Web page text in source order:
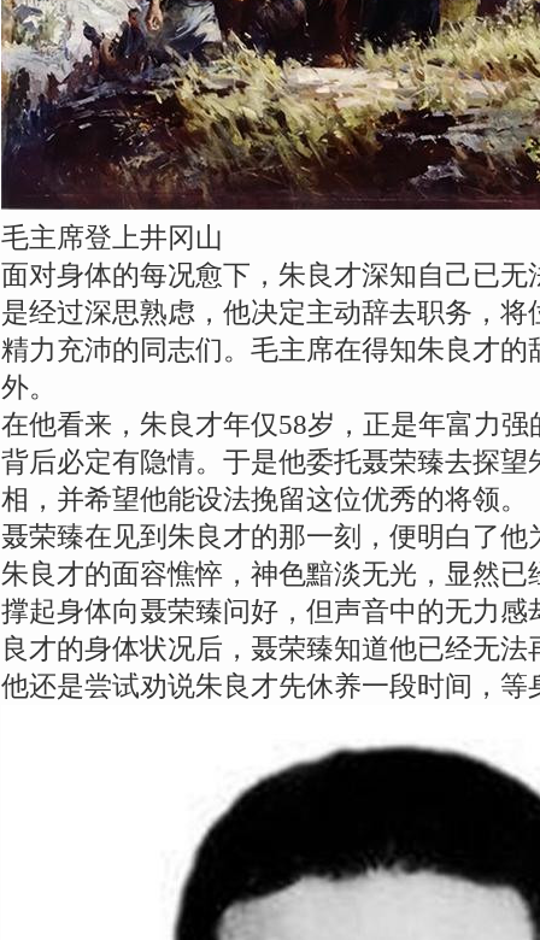
毛主席登上井冈山
面对身体的每况愈下，朱良才深知自己已
是经过深思熟虑，他决定主动辞去职务，
精力充沛的同志们。毛主席在得知朱良才
外。
在他看来，朱良才年仅58岁，正是年富力
背后必定有隐情。于是他委托聂荣臻去探望
相，并希望他能设法挽留这位优秀的将领。
聂荣臻在见到朱良才的那一刻，便明白了
朱良才的面容憔悴，神色黯淡无光，显然
撑起身体向聂荣臻问好，但声音中的无力
良才的身体状况后，聂荣臻知道他已经无
他还是尝试劝说朱良才先休养一段时间，